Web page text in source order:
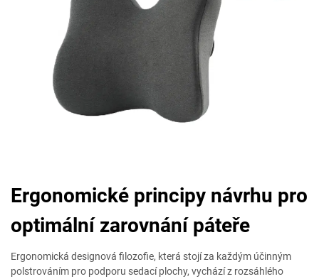
Ergonomické principy návrhu pro
optimální zarovnání páteře
Ergonomická designová filozofie, která stojí za každým účinným
polstrováním pro podporu sedací plochy, vychází z rozsáhlého